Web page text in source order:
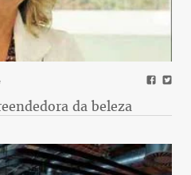
da beleza